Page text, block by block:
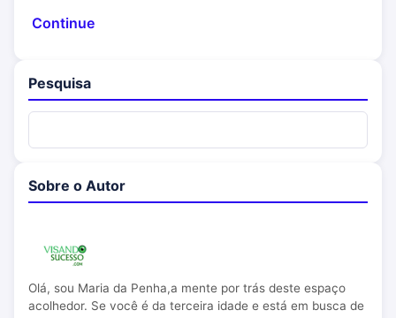
Continue
Pesquisa
Sobre o Autor
Olá, sou Maria da Penha,a mente por trás deste espaço
acolhedor. Se você é da terceira idade e está em busca de